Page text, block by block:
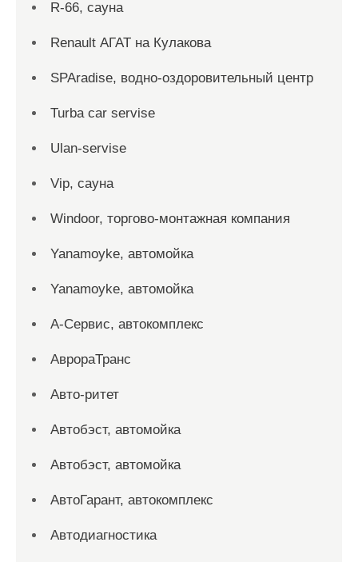
R-66, сауна
Renault АГАТ на Кулакова
SPAradise, водно-оздоровительный центр
Turba car servise
Ulan-servise
Vip, сауна
Windoor, торгово-монтажная компания
Yanamoyke, автомойка
Yanamoyke, автомойка
А-Сервис, автокомплекс
АврораТранс
Авто-ритет
Автобэст, автомойка
Автобэст, автомойка
АвтоГарант, автокомплекс
Автодиагностика